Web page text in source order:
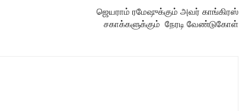
ஜெயராம் ரமேஷுக்கும் அவர் காங்கிரஸ்
சகாக்களுக்கும் நேரடி வேண்டுகோள்